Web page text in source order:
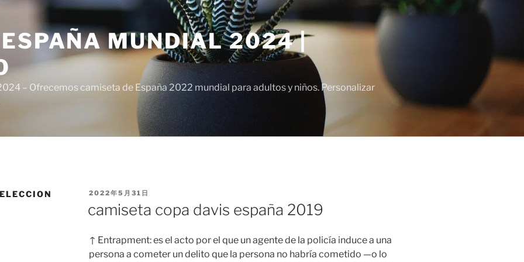
MUNDIAL 2024 |
– Ofrecemos camiseta de España 2022 mundial para adultos y niños. Personalizar
PUBLICADO
2022年5月31日
camiseta copa davis españa 2019
↑ Entrapment: es el acto por el que un agente de la policía induce a una
persona a cometer un delito que la persona no habría cometido —o lo